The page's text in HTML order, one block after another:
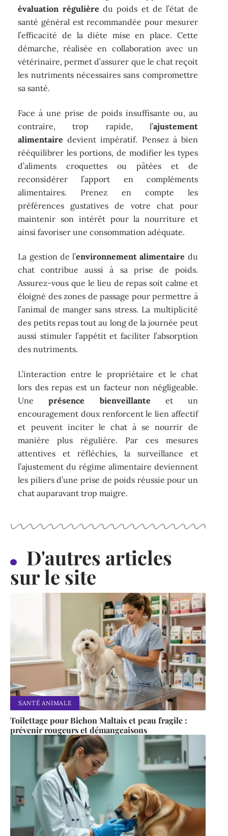
évaluation régulière du poids et de l’état de
santé général est recommandée pour mesurer
l’efficacité de la diète mise en place. Cette
démarche, réalisée en collaboration avec un
vétérinaire, permet d’assurer que le chat reçoit
les nutriments nécessaires sans compromettre
sa santé.
Face à une prise de poids insuffisante ou, au
contraire, trop rapide, l’ajustement
alimentaire devient impératif. Pensez à bien
rééquilibrer les portions, de modifier les types
d’aliments croquettes ou pâtées et de
reconsidérer l’apport en compléments
alimentaires. Prenez en compte les
préférences gustatives de votre chat pour
maintenir son intérêt pour la nourriture et
ainsi favoriser une consommation adéquate.
La gestion de l’environnement alimentaire du
chat contribue aussi à sa prise de poids.
Assurez-vous que le lieu de repas soit calme et
éloigné des zones de passage pour permettre à
l’animal de manger sans stress. La multiplicité
des petits repas tout au long de la journée peut
aussi stimuler l’appétit et faciliter l’absorption
des nutriments.
L’interaction entre le propriétaire et le chat
lors des repas est un facteur non négligeable.
Uneprésence bienveillante et un
encouragement doux renforcent le lien affectif
et peuvent inciter le chat à se nourrir de
manière plus régulière. Par ces mesures
attentives et réfléchies, la surveillance et
l’ajustement du régime alimentaire deviennent
les piliers d’une prise de poids réussie pour un
chat auparavant trop maigre.
D'autres articles
sur le site
SANTÉ ANIMALE
Toilettage pour Bichon Maltais et peau fragile :
prévenir rougeurs et démangeaisons